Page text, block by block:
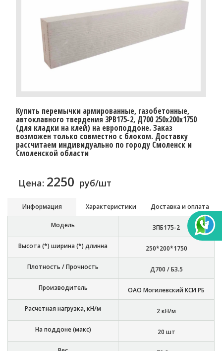
Купить перемычки армированные, газобетонные,
автоклавного твердения 3PB175-2, Д700 250х200х1750
(для кладки на клей) на европоддоне. Заказ
возможен только совместно с блоком. Доставку
рассчитаем индивидуально по городу Смоленск и
Смоленской области
Цена: 2250 руб/шт
Информация Характеристики Доставка и оплата
Модель 3ПБ175-2
Высота (*) ширина (*) длинна 250*200*1750
Плотность / Прочность Д700 / Б3.5
Производитель ОАО Могилевский КСИ РБ
Расчетная нагрузка, кН/м 2 кН/м
На поддоне (макс) 20 шт